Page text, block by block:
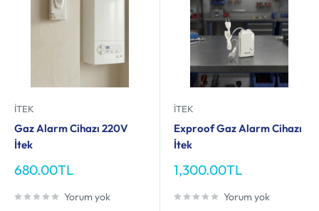
İTEK
Gaz Alarm Cihazı 220V
İtek
İndirimli
680.00TL
Yorum yok
İTEK
Exproof Gaz Alarm Cihazı
İtek
İndirimli
fiyat
1,300.00TL
Yorum yok